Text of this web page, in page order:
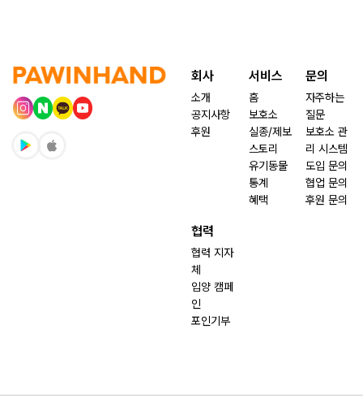
회사
소개
공지사항
후원
서비스
홈
보호소
실종/제보
스토리
유기동물
통계
혜택
문의
자주하는
질문
보호소 관
리 시스템
도입 문의
협업 문의
후원 문의
협력
협력 지자
체
입양 캠페
인
포인기부